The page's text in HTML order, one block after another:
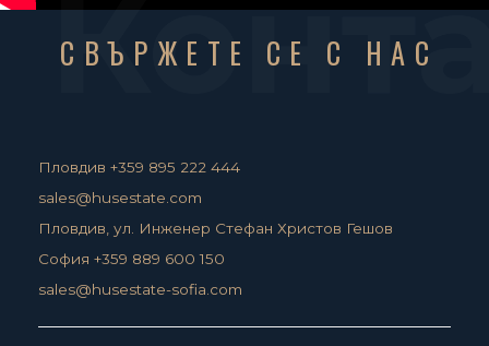
СВЪРЖЕТЕ СЕ С НАС
Пловдив +359 895 222 444
sales@husestate.com
Пловдив, ул. Инженер Стефан Христов Гешов
София +359 889 600 150
sales@husestate-sofia.com